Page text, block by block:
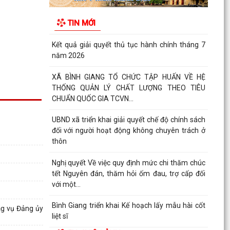
vụ Đảng ủy
TIN MỚI
Về việc công khai danh mục thủ tục hành chính
chức...
Kết quả giải quyết thủ tục hành chính tháng 7
năm 2026
XÃ BÌNH GIANG TỔ CHỨC TẬP HUẤN VỀ HỆ
THỐNG QUẢN LÝ CHẤT LƯỢNG THEO TIÊU
CHUẨN QUỐC GIA TCVN...
UBND xã triển khai giải quyết chế độ chính sách
đối với người hoạt động không chuyên trách ở
thôn
Nghị quyết Về việc quy định mức chi thăm chúc
tết Nguyên đán, thăm hỏi ốm đau, trợ cấp đối
với một...
Bình Giang triển khai Kế hoạch lấy mẫu hài cốt
liệt sĩ